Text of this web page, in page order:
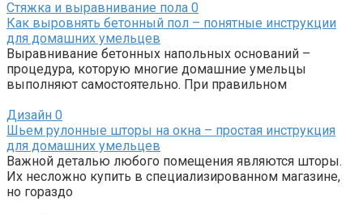
Стяжка и выравнивание пола 0
Как выровнять бетонный пол – понятные инструкции
для домашних умельцев
Выравнивание бетонных напольных оснований –
процедура, которую многие домашние умельцы
выполняют самостоятельно. При правильном
Дизайн 0
Шьем рулонные шторы на окна – простая инструкция
для домашних умельцев
Важной деталью любого помещения являются шторы.
Их несложно купить в специализированном магазине,
но гораздо